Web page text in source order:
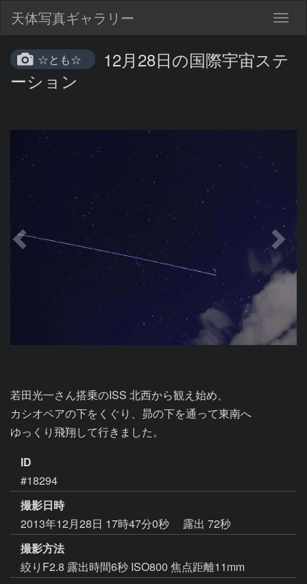
天体写真ギャラリー
☆とも☆
12月28日の国際宇宙ステ
ーション
若田光一さん搭乗のISS 北西から観え始め、
カシオペアの下をくぐり、昴の下を通って東南へ
ゆっくり飛翔して行きました。
ID
#18294
撮影日時
2013年12月28日 17時47分0秒
露出 72秒
撮影方法
絞りF2.8 露出時間6秒 ISO800 焦点距離11mm